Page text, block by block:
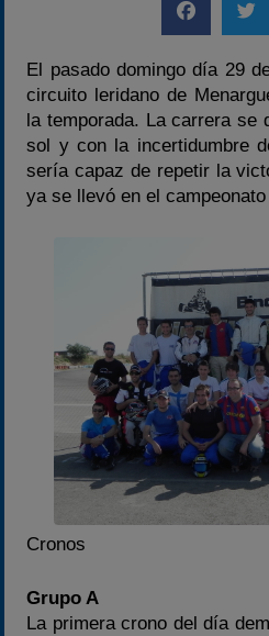
El pasado domingo día 29
circuito leridano de
la temporada. La carrera se
sol y con la incertidumbre
sería capaz de repetir la
ya se llevó en el campeonato
Cronos
Grupo A
La primera crono del día